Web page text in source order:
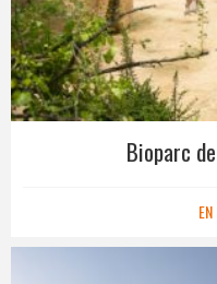
Bioparc